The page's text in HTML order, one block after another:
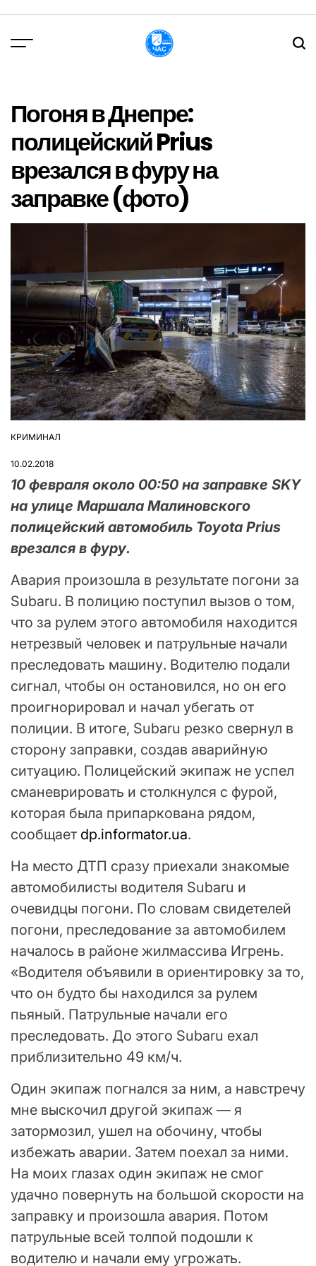
вмісту
Погоня в Днепре:
полицейский Prius
врезался в фуру на
заправке (фото)
ОПУБЛІКУВАТИ
КРИМИНАЛ
10.02.2018
10 февраля около 00:50 на заправке SKY
на улице Маршала Малиновского
полицейский автомобиль Toyota Prius
врезался в фуру.
Авария произошла в результате погони за
Subaru. В полицию поступил вызов о том,
что за рулем этого автомобиля находится
нетрезвый человек и патрульные начали
преследовать машину. Водителю подали
сигнал, чтобы он остановился, но он его
проигнорировал и начал убегать от
полиции. В итоге, Subaru резко свернул в
сторону заправки, создав аварийную
ситуацию. Полицейский экипаж не успел
сманеврировать и столкнулся с фурой,
которая была припаркована рядом,
сообщает dp.informator.ua.
На место ДТП сразу приехали знакомые
автомобилисты водителя Subaru и
очевидцы погони. По словам свидетелей
погони, преследование за автомобилем
началось в районе жилмассива Игрень.
«Водителя объявили в ориентировку за то,
что он будто бы находился за рулем
пьяный. Патрульные начали его
преследовать. До этого Subaru ехал
приблизительно 49 км/ч.
Один экипаж погнался за ним, а навстречу
мне выскочил другой экипаж — я
затормозил, ушел на обочину, чтобы
избежать аварии. Затем поехал за ними.
На моих глазах один экипаж не смог
удачно повернуть на большой скорости на
заправку и произошла авария. Потом
патрульные всей толпой подошли к
водителю и начали ему угрожать.